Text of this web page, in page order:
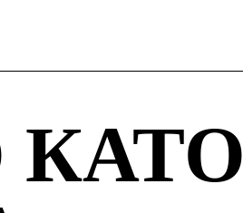
КАТО